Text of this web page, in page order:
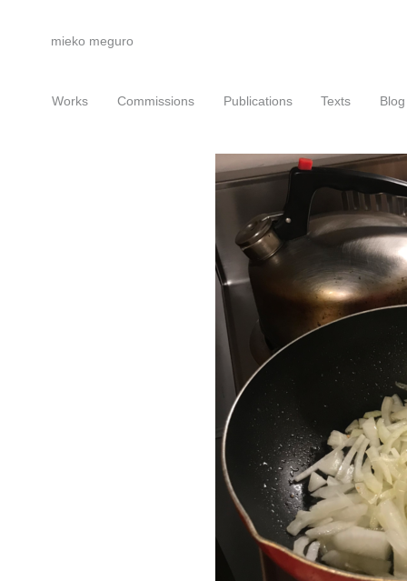
mieko meguro
Works Commissions Publications Texts Blog